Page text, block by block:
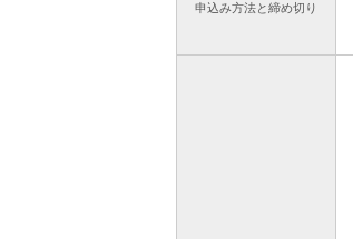
申込み方法と締め切り